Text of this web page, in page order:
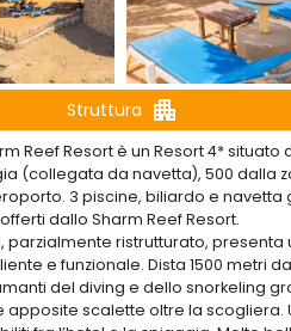
Struttura apartment
Reef Resort è un Resort 4* situato
(collegata da navetta), 500 dalla
3 piscine, biliardo e
dallo Sharm Reef Resort.
parzialmente ristrutturato,
e funzionale. Dista 1500 metri
del diving e dello snorkeling
apposite scalette oltre la scogliera.